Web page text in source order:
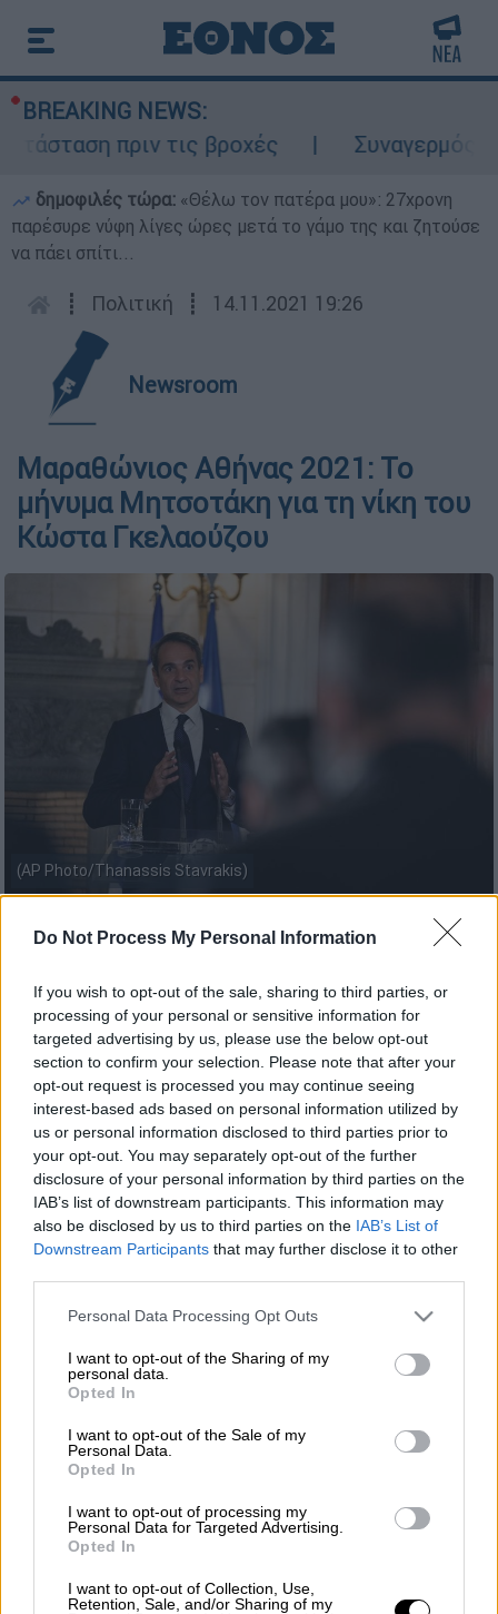
Do Not Process My Personal Information
If you wish to opt-out of the sale, sharing to third parties, or
processing of your personal or sensitive information for
targeted advertising by us, please use the below opt-out
section to confirm your selection. Please note that after your
opt-out request is processed you may continue seeing
interest-based ads based on personal information utilized by
us or personal information disclosed to third parties prior to
your opt-out. You may separately opt-out of the further
disclosure of your personal information by third parties on the
IAB’s list of downstream participants. This information may
also be disclosed by us to third parties on the IAB’s List of
Downstream Participants that may further disclose it to other
Please note that this website/app uses one or more Google
not limited to your visit or usage behaviour. You may click to
grant or deny consent to Google and its third-party tags to
use your data for below specified purposes in below Google
consent section.
Personal Data Processing Opt Outs
I want to opt-out of the Sharing of my
personal data.
Opted In
I want to opt-out of the Sale of my
Personal Data.
Opted In
I want to opt-out of processing my
Personal Data for Targeted Advertising.
Opted In
I want to opt-out of Collection, Use,
Retention, Sale, and/or Sharing of my
BREAKING NEWS:
πριν τις βροχές
Συναγερμός
δημοφιλές τώρα: «Θέλω τον πατέρα μου»: 27χρονη
παρέσυρε νύφη λίγες ώρες μετά το γάμο της και ζητούσε
να πάει σπίτι...
┋ Πολιτική ┋ 14.11.2021 19:26
Newsroom
Μαραθώνιος Αθήνας 2021: Το
μήνυμα Μητσοτάκη για τη νίκη του
Κώστα Γκελαούζου
(AP Photo/Thanassis Stavrakis)
Προσθέστε το ΕΘΝΟΣ στη Google
«ΟΚώστας Γκελαούζοςέχοντας, μόλις, κάνει
νέο ρεκόρ στονΑυθεντικό Μαραθώνιο της
Αθήνας, αφιερώνει τη νίκη του στον
συναθλητή του που παλεύει με τον
κορονοϊό. Μία μοναδική επίδοση, ένα
σπουδαίο μήνυμα», αναφέρει σε ανάρτησή
του στο Twitter ο πρωθυπουργός, Κυριάκος
Μητσοτάκηςγια τη νίκη του Κώστα
Γκελαούζου.
Και δίνει τα συγχαρητήριά του στον μεγάλο
νικητή τόσο για την νίκη του όσο και για το
Ο Κώστας Γκελαούζος έχοντας,
μόλις, κάνει νέο ρεκόρ στον
Αυθεντικό Μαραθώνιο της Αθήνας,
αφιερώνει τη νίκη του στον
συναθλητή του που παλεύει με τον
κορωνοϊό. Μία μοναδική επίδοση,